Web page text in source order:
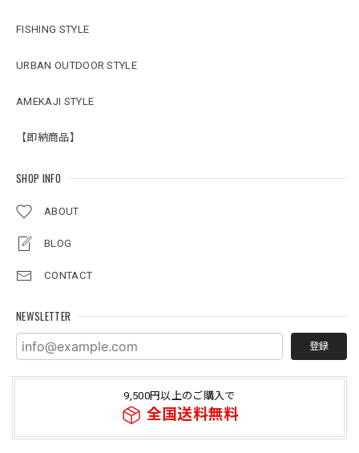
FISHING STYLE
URBAN OUTDOOR STYLE
AMEKAJI STYLE
【即納商品】
SHOP INFO
ABOUT
BLOG
CONTACT
NEWSLETTER
登録
9,500円以上のご購入で
全国送料無料